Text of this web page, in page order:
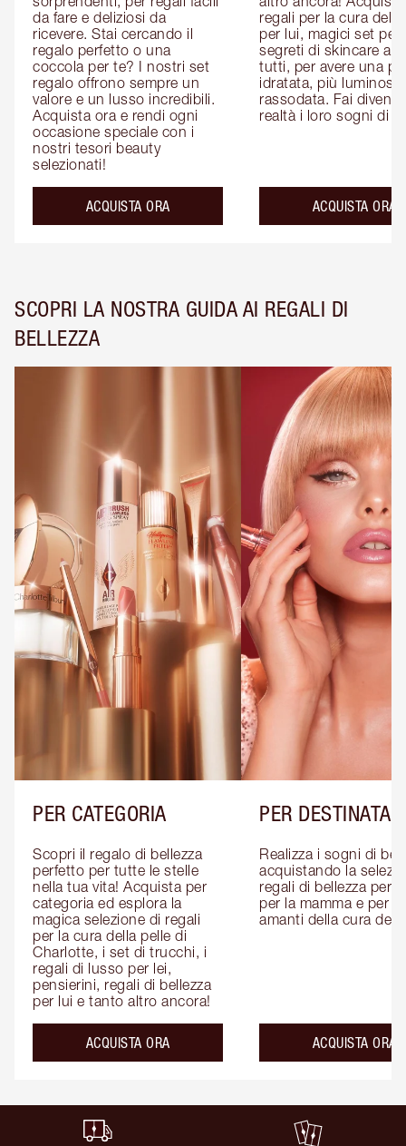
da fare e deliziosi da
ricevere. Stai cercando il
regalo perfetto o una
coccola per te? I nostri set
regalo offrono sempre un
valore e un lusso incredibili.
Acquista ora e rendi ogni
occasione speciale con i
nostri tesori beauty
selezionati!
ACQUISTA ORA
regali per la cura della
per lui, magici set per
segreti di skincare
tutti, per avere una
idratata, più luminosa
rassodata. Fai
realtà i loro sogni di
ACQUISTA ORA
SCOPRI LA NOSTRA GUIDA AI REGALI DI
BELLEZZA
PER CATEGORIA
Scopri il regalo di bellezza
perfetto per tutte le stelle
nella tua vita! Acquista per
categoria ed esplora la
magica selezione di regali
per la cura della pelle di
Charlotte, i set di trucchi, i
regali di lusso per lei,
pensierini, regali di bellezza
per lui e tanto altro ancora!
ACQUISTA ORA
PER
Realizza i sogni di
acquistando la
regali di bellezza per
per la mamma e per
amanti della cura
ACQUISTA ORA